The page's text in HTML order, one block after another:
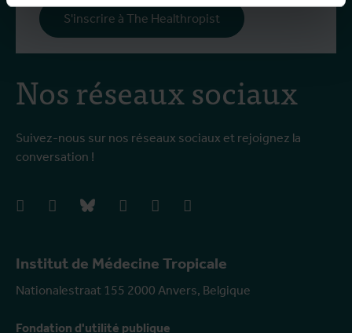
Institut de Médecine Tropicale
Nationalestraat 155 2000 Anvers, Belgique
Fondation d'utilité publique
Nos réseaux sociaux
Suivez-nous sur nos réseaux sociaux et rejoignez la
conversation !
facebookinstagrambluesky linkedIn youtube
S'inscrire à The Healthropist